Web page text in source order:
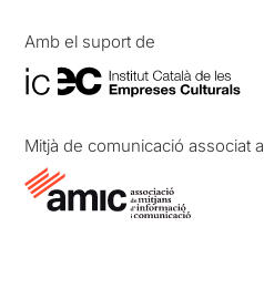
Amb el suport de
Mitjà de comunicació associat a